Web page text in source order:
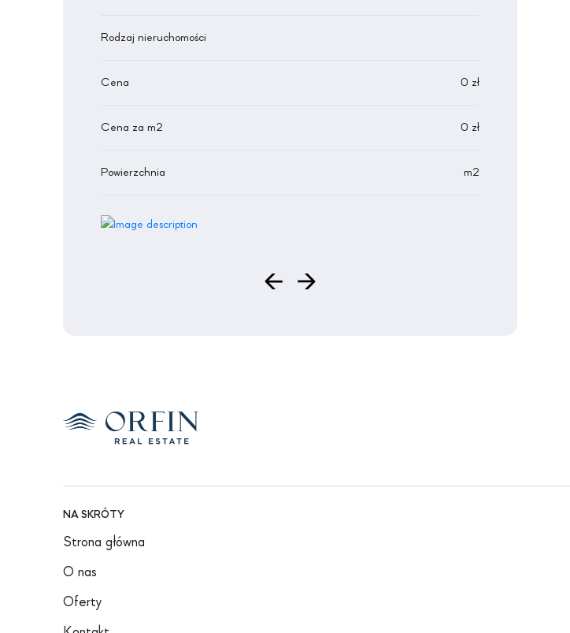
Rodzaj nieruchomości
Cena 0 zł
Cena za m2 0 zł
Powierzchnia m2
NA SKRÓTY
Strona główna
O nas
Oferty